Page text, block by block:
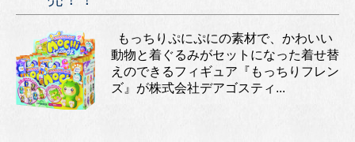
もっちりぷにぷにの素材で、かわいい
動物と着ぐるみがセットになった着せ替
えのできるフィギュア『もっちりフレン
ズ』が株式会社デアゴスティ...